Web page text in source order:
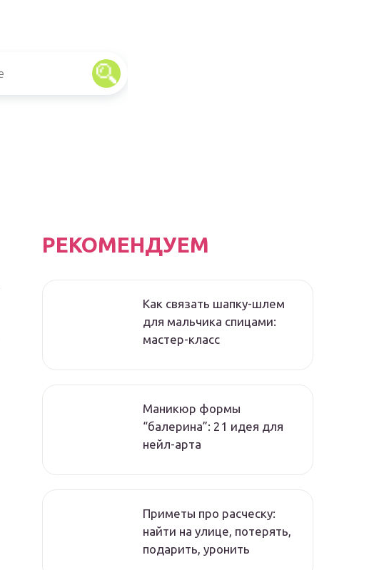
РЕКОМЕНДУЕМ
Как связать шапку-шлем
для мальчика спицами:
мастер-класс
Маникюр формы
“балерина”: 21 идея для
нейл-арта
Приметы про расческу:
найти на улице, потерять,
подарить, уронить